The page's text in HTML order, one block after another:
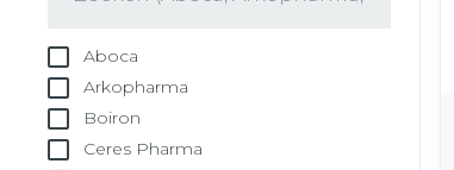
Aboca
Arkopharma
Boiron
Ceres Pharma